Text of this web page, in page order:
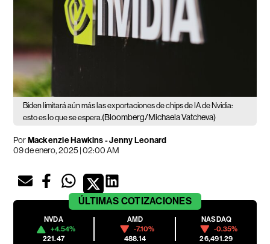
Biden limitará aún más las exportaciones de chips de IA de Nvidia:
esto es lo que se espera.(Bloomberg/Michaela Vatcheva)
PorMackenzie Hawkins - Jenny Leonard
09 de enero, 2025 | 02:00 AM
ÚLTIMAS COTIZACIONES
NVDA
+4.54%
221.47
AMD
-7.10%
488.14
NASDAQ
-0.35%
26,491.29